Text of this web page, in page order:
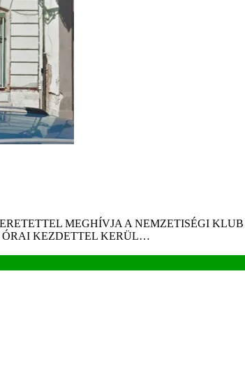
MEGHÍVJA A NEMZETISÉGI
ÓRAI KEZDETTEL KERÜL…